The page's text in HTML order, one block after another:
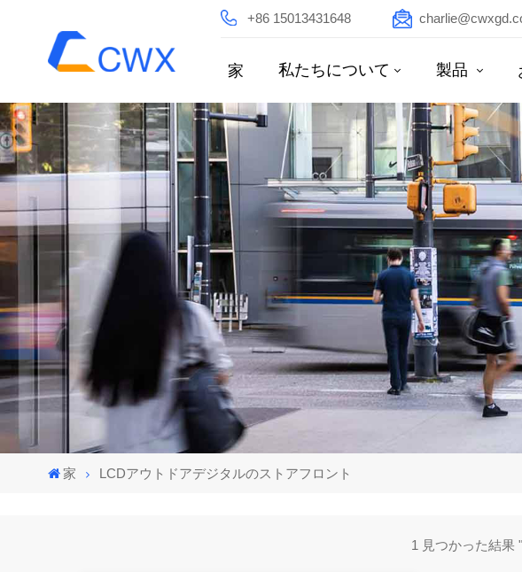
+86 15013431648
家 私たちについて 製品
家 LCDアウトドアデジタルのストアフロント